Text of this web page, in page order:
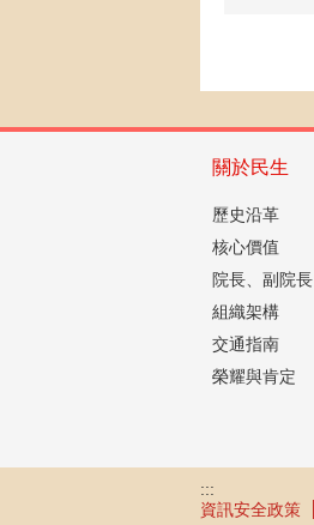
關於民生
歷史沿革
核心價值
院長、副院長
組織架構
交通指南
榮耀與肯定
:::
資訊安全政策